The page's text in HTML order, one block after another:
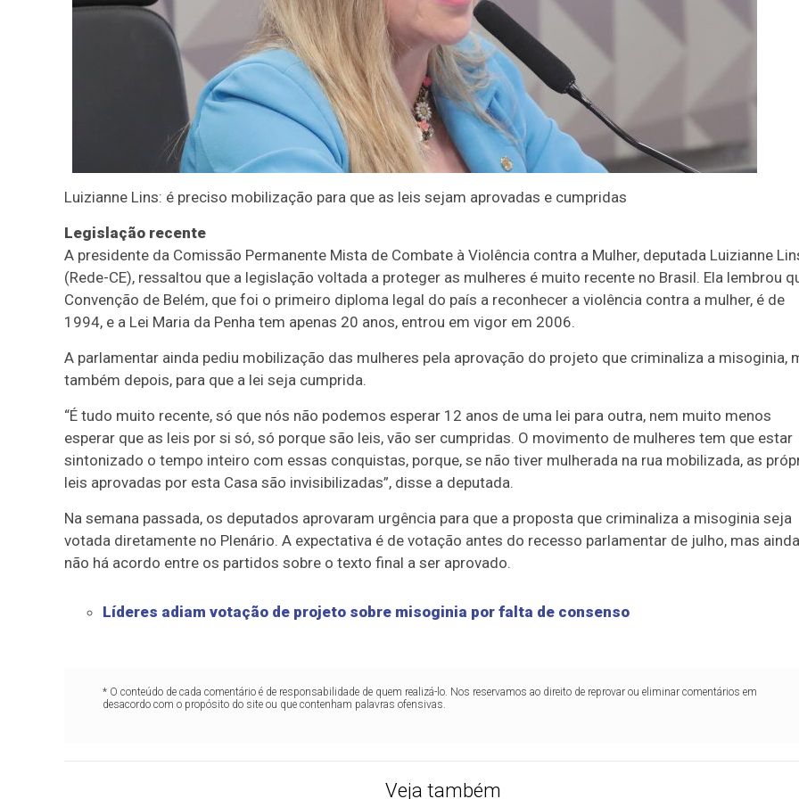
Luizianne Lins: é preciso mobilização para que as leis sejam aprovadas e cumpridas
Legislação recente
A presidente da Comissão Permanente Mista de Combate à Violência contra a Mulher, deputada Luizianne
(Rede-CE), ressaltou que a legislação voltada a proteger as mulheres é muito recente no Brasil. Ela lembrou
Convenção de Belém, que foi o primeiro diploma legal do país a reconhecer a violência contra a mulher, é de
1994, e a Lei Maria da Penha tem apenas 20 anos, entrou em vigor em 2006.
A parlamentar ainda pediu mobilização das mulheres pela aprovação do projeto que criminaliza a misoginia,
também depois, para que a lei seja cumprida.
“É tudo muito recente, só que nós não podemos esperar 12 anos de uma lei para outra, nem muito menos
esperar que as leis por si só, só porque são leis, vão ser cumpridas. O movimento de mulheres tem que estar
sintonizado o tempo inteiro com essas conquistas, porque, se não tiver mulherada na rua mobilizada, as
leis aprovadas por esta Casa são invisibilizadas”, disse a deputada.
Na semana passada, os deputados aprovaram urgência para que a proposta que criminaliza a misoginia seja
votada diretamente no Plenário. A expectativa é de votação antes do recesso parlamentar de julho, mas ainda
não há acordo entre os partidos sobre o texto final a ser aprovado.
Líderes adiam votação de projeto sobre misoginia por falta de consenso
* O conteúdo de cada comentário é de responsabilidade de quem realizá-lo. Nos reservamos ao direito de reprovar ou eliminar comentários em
desacordo com o propósito do site ou que contenham palavras ofensivas.
Veja também